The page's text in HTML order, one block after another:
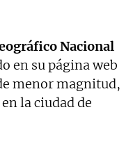
Nacional
en su página web
menor magnitud,
la ciudad de